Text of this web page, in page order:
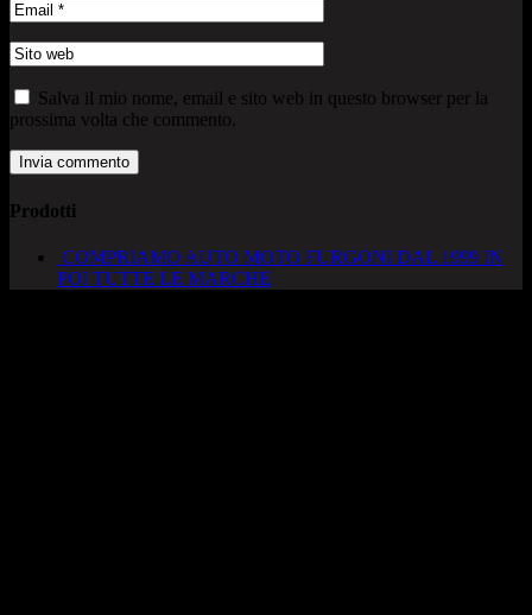
Salva il mio nome, email e sito web in questo browser per la
prossima volta che commento.
Prodotti
COMPRIAMO AUTO MOTO FURGONI DAL 1999 IN
POI TUTTE LE MARCHE